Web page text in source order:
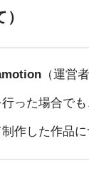
（運営
った場合でも
作した作品